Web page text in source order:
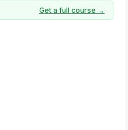
Get a full course →